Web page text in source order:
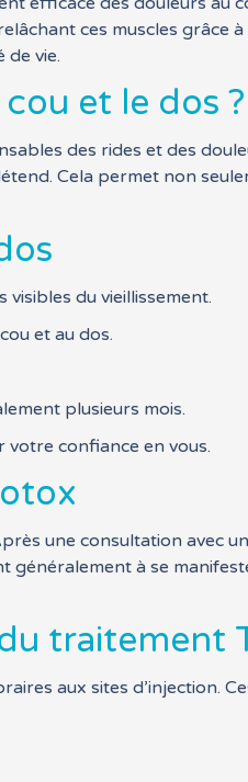
ces muscles grâce
vie.
et le dos ?
des rides et des
Cela permet non
du vieillissement.
et au dos.
plusieurs mois.
votre confiance en vous.
une consultation avec
généralement à se
traitement
aux sites d’injection.